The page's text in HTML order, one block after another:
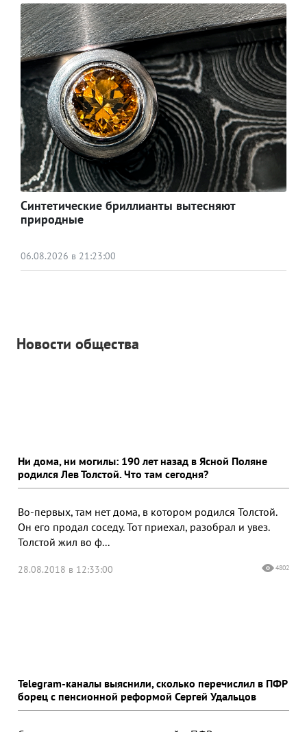
Синтетические бриллианты вытесняют
природные
06.08.2026 в 21:23:00
Новости общества
Ни дома, ни могилы: 190 лет назад в Ясной Поляне
родился Лев Толстой. Что там сегодня?
Во-первых, там нет дома, в котором родился Толстой.
Он его продал соседу. Тот приехал, разобрал и увез.
Толстой жил во ф...
28.08.2018 в 12:33:00 4802
Telegram-каналы выяснили, сколько перечислил в ПФР
борец с пенсионной реформой Сергей Удальцов